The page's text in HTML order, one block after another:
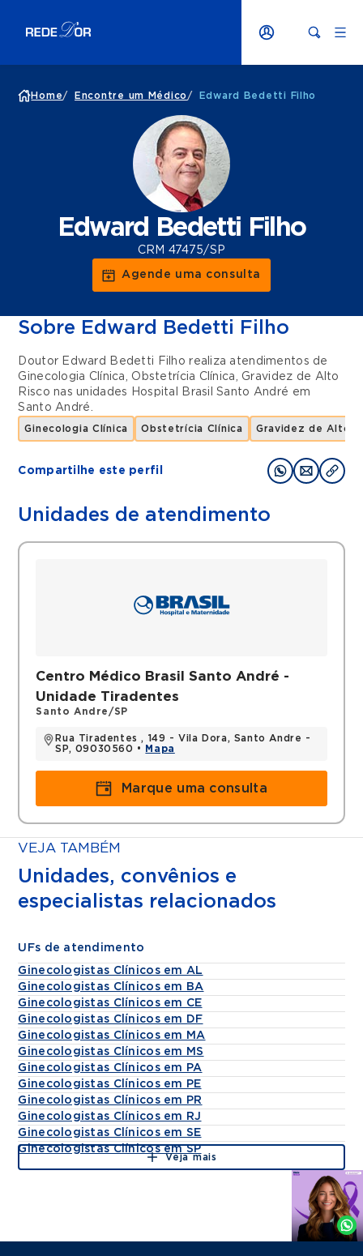
Home/ Encontre um Médico / Edward Bedetti Filho
Edward Bedetti Filho
CRM 47475/SP
Agende uma consulta
Sobre Edward Bedetti Filho
Doutor Edward Bedetti Filho realiza atendimentos de
Ginecologia Clínica, Obstetrícia Clínica, Gravidez de Alto
Risco nas unidades Hospital Brasil Santo André em
Santo André.
Ginecologia Clínica Obstetrícia Clínica Gravidez de Alto
Compartilhe este perfil
Unidades de atendimento
Centro Médico Brasil Santo André -
Unidade Tiradentes
Santo Andre/SP
Rua Tiradentes , 149 - Vila Dora, Santo Andre -
SP, 09030560 •
Mapa
Marque uma consulta
VEJA TAMBÉM
Unidades, convênios e
especialistas relacionados
UFs de atendimento
Ginecologistas Clínicos em AL
Ginecologistas Clínicos em BA
Ginecologistas Clínicos em CE
Ginecologistas Clínicos em DF
Ginecologistas Clínicos em MA
Ginecologistas Clínicos em MS
Ginecologistas Clínicos em PA
Ginecologistas Clínicos em PE
Ginecologistas Clínicos em PR
Ginecologistas Clínicos em RJ
Ginecologistas Clínicos em SE
Ginecologistas Clínicos em SP
Veja mais
Agende
Whatsapp